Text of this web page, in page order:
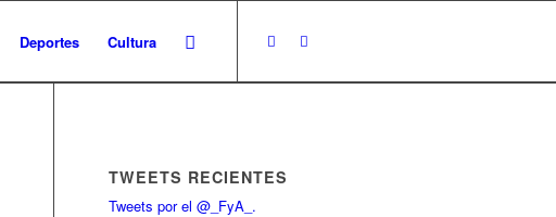
Deportes Cultura
TWEETS RECIENTES
Tweets por el @_FyA_.